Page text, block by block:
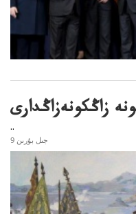
زاڭكونەزاڭدارى
..
9 جىل بۇرىن